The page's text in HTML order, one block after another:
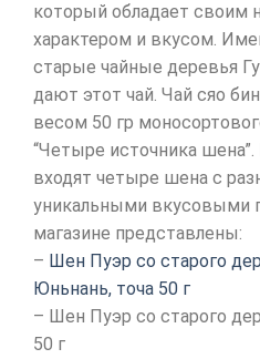
который обладает своим
характером и вкусом.
старые чайные деревья
дают этот чай. Чай сяо
весом 50 гр
“Четыре источника
входят четыре шена с
уникальными вкусовыми
магазине представлены:
– Шен Пуэр со старого
Юньнань, точа 50 г
– Шен Пуэр со старого
50 г